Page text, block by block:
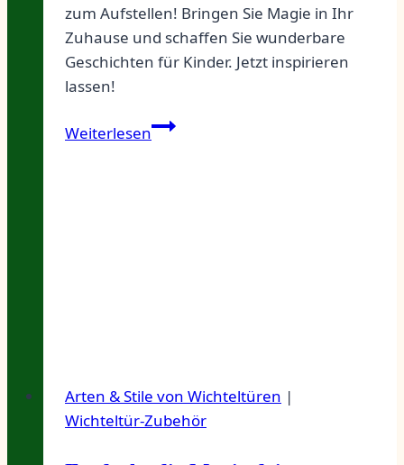
zum Aufstellen! Bringen Sie Magie in Ihr
Zuhause und schaffen Sie wunderbare
Geschichten für Kinder. Jetzt inspirieren
lassen!
WeiterlesenEntdecke
ins
Märchen!
Arten & Stile von Wichteltüren |
Wichteltür-Zubehör